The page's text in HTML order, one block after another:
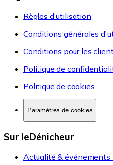
Règles d'utilisation
Conditions générales
Conditions pour les
Politique de
Politique de cookies
Paramètres de cookies
Sur leDénicheur
Actualité & événements